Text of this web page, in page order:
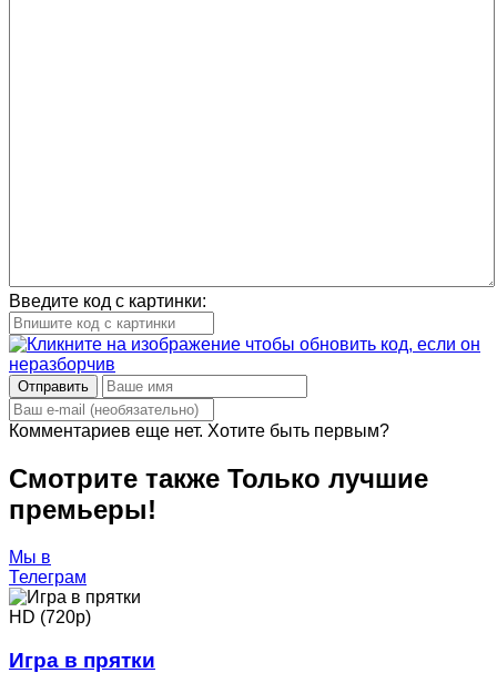
Введите код с картинки:
Отправить
Комментариев еще нет. Хотите быть первым?
Смотрите также Только лучшие
премьеры!
Мы в
Телеграм
HD (720p)
Игра в прятки